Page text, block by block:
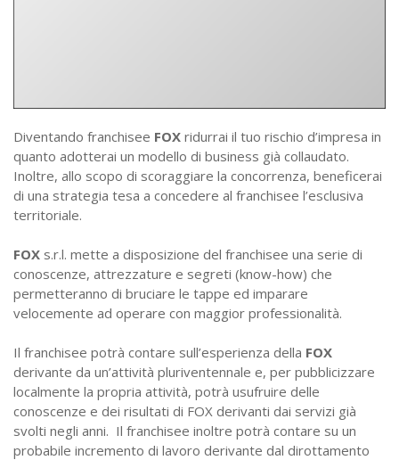
Diventando franchisee FOX ridurrai il tuo rischio d’impresa in
quanto adotterai un modello di business già collaudato.
Inoltre, allo scopo di scoraggiare la concorrenza, beneficerai
di una strategia tesa a concedere al franchisee l’esclusiva
territoriale.
FOX s.r.l. mette a disposizione del franchisee una serie di
conoscenze, attrezzature e segreti (know-how) che
permetteranno di bruciare le tappe ed imparare
velocemente ad operare con maggior professionalità.
Il franchisee potrà contare sull’esperienza della FOX
derivante da un’attività pluriventennale e, per pubblicizzare
localmente la propria attività, potrà usufruire delle
conoscenze e dei risultati di FOX derivanti dai servizi già
svolti negli anni. Il franchisee inoltre potrà contare su un
probabile incremento di lavoro derivante dal dirottamento